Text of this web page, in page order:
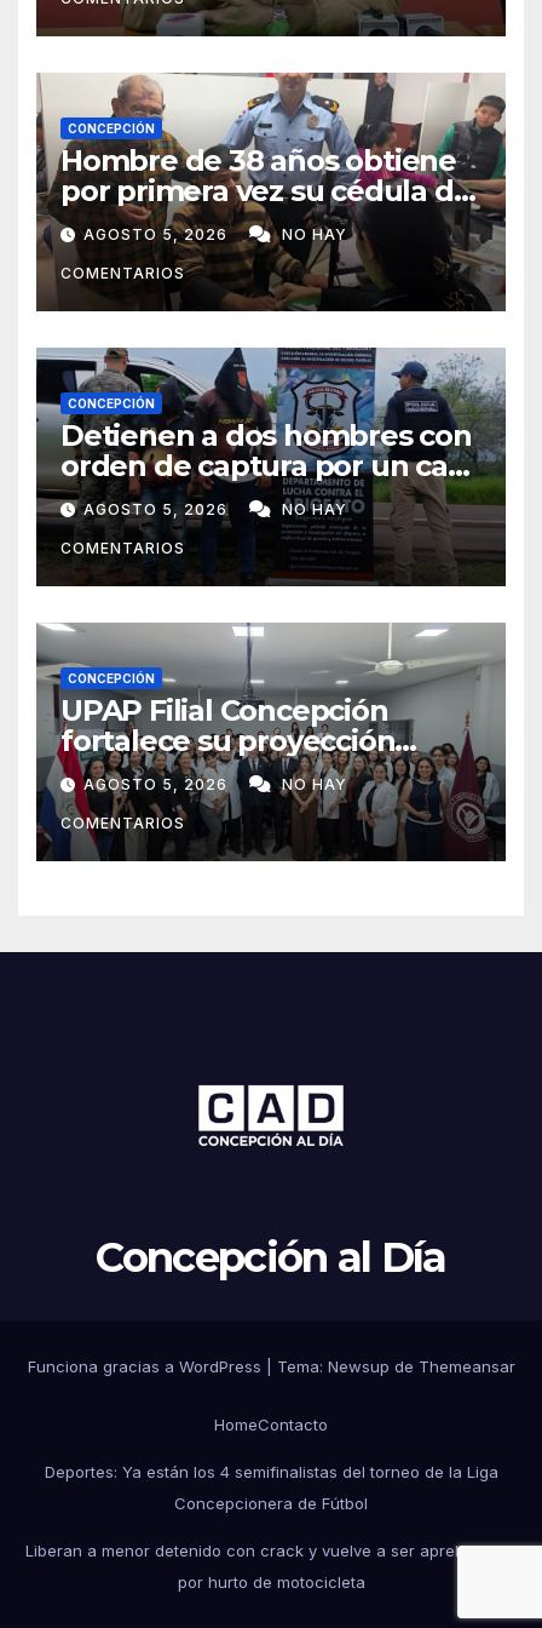
CONCEPCIÓN
Hombre de 38 años obtiene
por primera vez su cédula de
identidad en Concepción
AGOSTO 5, 2026 NO HAY
COMENTARIOS
CONCEPCIÓN
Detienen a dos hombres con
orden de captura por un caso
de abigeato
AGOSTO 5, 2026 NO HAY
COMENTARIOS
CONCEPCIÓN
UPAP Filial Concepción
fortalece su proyección
internacional con la visita del
Prof. Dr. Antonio Castaño,
referente de la Universidad
de Sevilla
AGOSTO 5, 2026 NO HAY
COMENTARIOS
Concepción al Día
Funciona gracias a WordPress Tema: Newsup de Themeansar
HomeContacto
Deportes: Ya están los 4 semifinalistas del torneo de la Liga
Concepcionera de Fútbol
Liberan a menor detenido con crack y vuelve a ser aprehendido
por hurto de motocicleta